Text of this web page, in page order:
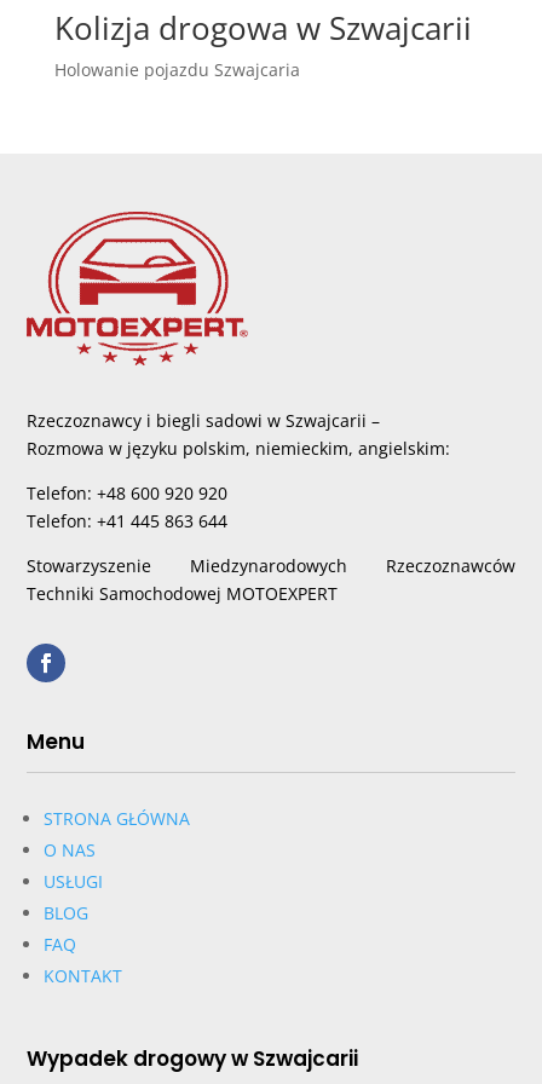
Kolizja drogowa w Szwajcarii
Holowanie pojazdu Szwajcaria
Rzeczoznawcy i biegli sadowi w Szwajcarii –
Rozmowa w języku polskim, niemieckim, angielskim:
Telefon: +48 600 920 920
Telefon: +41 445 863 644
Stowarzyszenie Miedzynarodowych Rzeczoznawców
Techniki Samochodowej MOTOEXPERT
Menu
STRONA GŁÓWNA
O NAS
USŁUGI
BLOG
FAQ
KONTAKT
Wypadek drogowy w Szwajcarii